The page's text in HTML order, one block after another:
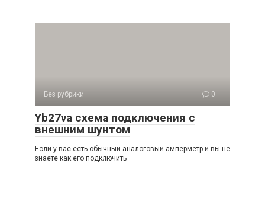
Без рубрики 0
Yb27va схема подключения с
внешним шунтом
Если у вас есть обычный аналоговый амперметр и вы не
знаете как его подключить